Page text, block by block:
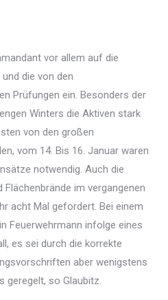
vor allem auf die
die von den
Prüfungen ein. Besonders der
Winters die Aktiven stark
von den großen
vom 14. Bis 16. Januar waren
notwendig. Auch die
im vergangenen
acht Mal gefordert. Bei einem
Feuerwehrmann infolge eines
es sei durch die korrekte
aber wenigstens
geregelt, so Glaubitz.